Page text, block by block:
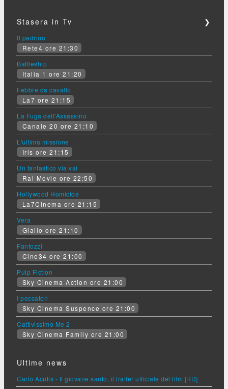
Stasera in Tv ❯
Il padrino
Rete4 ore 21:30
Battleship
Italia 1 ore 21:20
Febbre da cavallo
La7 ore 21:15
La Fuga dell'Assassino
Canale 20 ore 21:10
L'ultima missione
Iris ore 21:15
Un fantastico via vai
Rai Movie ore 22:50
Hollywood Homicide
La7Cinema ore 21:15
Vera
Giallo ore 21:10
Fantozzi
Cine34 ore 21:00
Pulp Fiction
Sky Cinema Action ore 21:00
I peccatori
Sky Cinema Suspence ore 21:00
Cattivissimo Me 2
Sky Cinema Family ore 21:00
Ultime news
Carlo Acutis - Il giovane santo, il trailer ufficiale del film [HD]